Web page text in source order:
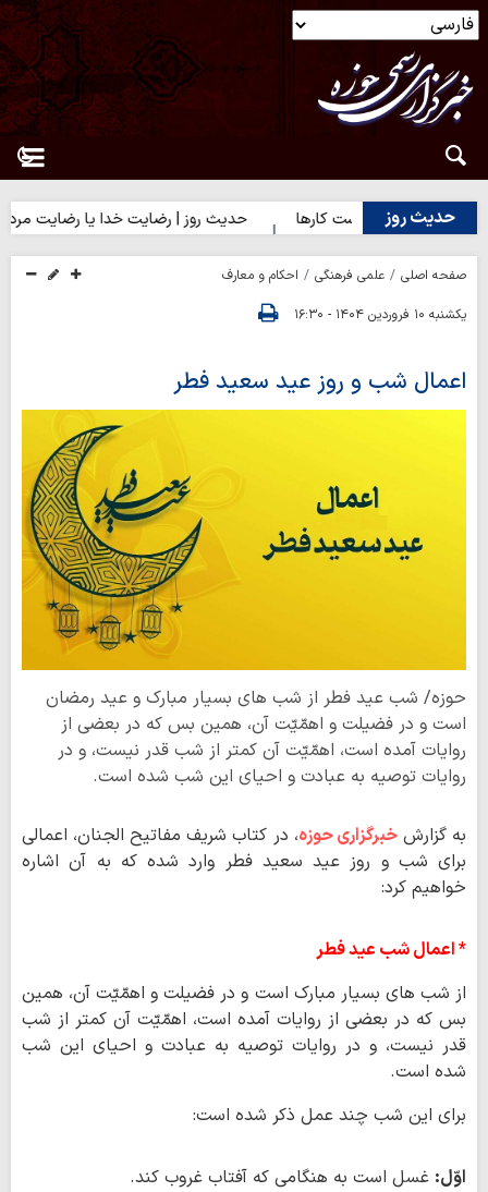
حدیث روز
درست کارها حدیث روز | رضایت خدا یا رضایت مردم؟
صفحه اصلی علمی فرهنگی
احکام و معارف
یکشنبه ۱۰ فروردین ۱۴۰۴ - ۱۶:۳۰
اعمال شب و روز عید سعید فطر
حوزه/ شب عید فطر از شب های بسیار مبارک و عید رمضان
است و در فضیلت و اهمّیّت آن، همین بس که در بعضی از
روایات آمده است، اهمّیّت آن کمتر از شب قدر نیست، و در
روایات توصیه به عبادت و احیای این شب شده است.
به گزارشخبرگزاری حوزه، در کتاب شریف مفاتیح الجنان، اعمالی
برای شب و روز عید سعید فطر وارد شده که به آن اشاره
خواهیم کرد:
* اعمال شب عید فطر
از شب های بسیار مبارک است و در فضیلت و اهمّیّت آن، همین
بس که در بعضی از روایات آمده است، اهمّیّت آن کمتر از شب
قدر نیست، و در روایات توصیه به عبادت و احیای این شب
شده است.
برای این شب چند عمل ذکر شده است:
اوّل: غسل است به هنگامی که آفتاب غروب کند.